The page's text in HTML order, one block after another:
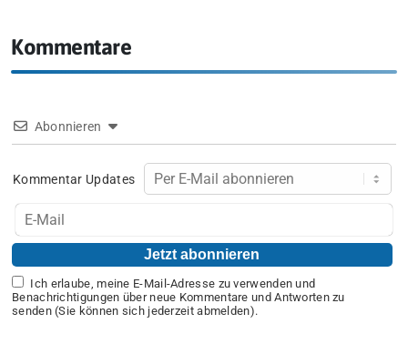
Kommentare
Abonnieren
Kommentar Updates
Ich erlaube, meine E-Mail-Adresse zu verwenden und
Benachrichtigungen über neue Kommentare und Antworten zu
senden (Sie können sich jederzeit abmelden).